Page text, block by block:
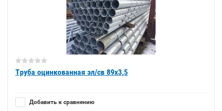
Труба оцинкованная эл/св 89х3,5
Добавить к сравнению